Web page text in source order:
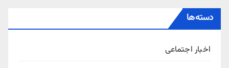
دسته‌ها
اخبار اجتماعی